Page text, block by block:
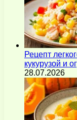
Рецепт
кукурузой и
28.07.2026